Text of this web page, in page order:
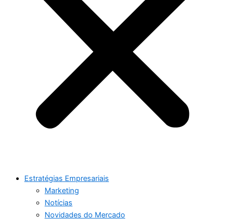
Estratégias Empresariais
Marketing
Notícias
Novidades do Mercado